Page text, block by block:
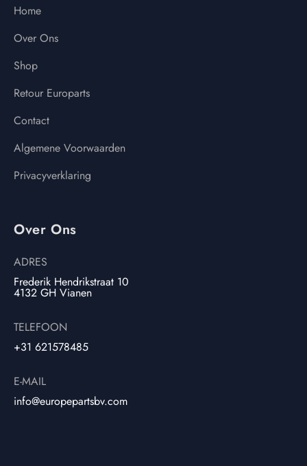
Home
Over Ons
Shop
Retour Europarts
Contact
Algemene Voorwaarden
Privacyverklaring
Over Ons
ADRES
Frederik Hendrikstraat 10
4132 GH Vianen
TELEFOON
+31 621578485
E-MAIL
info@europepartsbv.com